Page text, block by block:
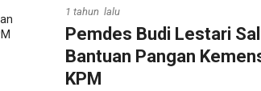
1 tahun lalu
‎Pemdes Budi Lestari
Bantuan Pangan
KPM ‎